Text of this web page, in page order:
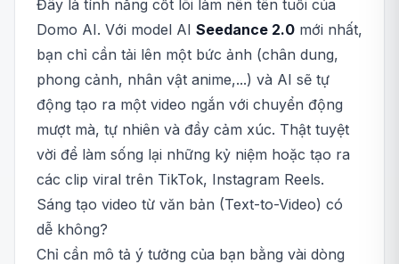
Đây là tính năng cốt lõi làm nên tên tuổi của
Domo AI. Với model AI Seedance 2.0 mới nhất,
bạn chỉ cần tải lên một bức ảnh (chân dung,
phong cảnh, nhân vật anime,...) và AI sẽ tự
động tạo ra một video ngắn với chuyển động
mượt mà, tự nhiên và đầy cảm xúc. Thật tuyệt
vời để làm sống lại những kỷ niệm hoặc tạo ra
các clip viral trên TikTok, Instagram Reels.
Sáng tạo video từ văn bản (Text-to-Video) có
dễ không?
Chỉ cần mô tả ý tưởng của bạn bằng vài dòng